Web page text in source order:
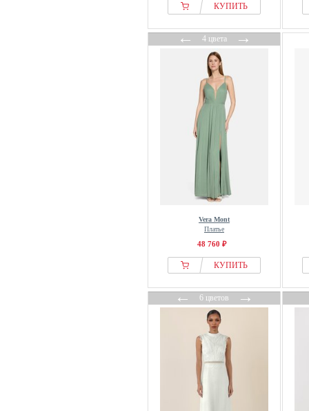
КУПИТЬ
←4 цвета→
Vera Mont
Платье
48 760 ₽
КУПИТЬ
←6 цветов→